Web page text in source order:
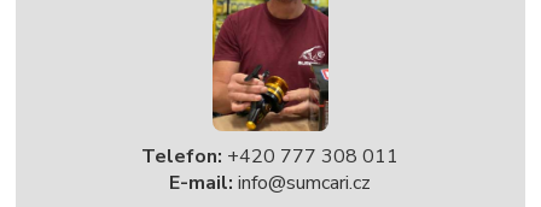
Telefon: +420 777 308 011
E-mail: info@sumcari.cz